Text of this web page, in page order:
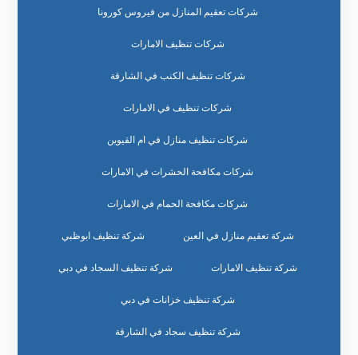
شركات تعقيم المنازل من فيروس كورونا
شركات تنظيف الامارات
شركات تنظيف الكنب في الشارقة
شركات تنظيف في الامارات
شركات تنظيف منازل في ام القيوين
شركات مكافحة الحشرات في الامارات
شركات مكافحة الحمام في الامارات
شركة تعقيم منازل في العين شركة تنظيف ابوظبي
شركة تنظيف الامارات شركة تنظيف السجاد في دبي
شركة تنظيف خزانات في دبي
شركة تنظيف سجاد في الشارقة